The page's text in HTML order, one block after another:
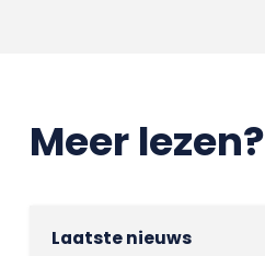
Meer lezen?
Laatste nieuws